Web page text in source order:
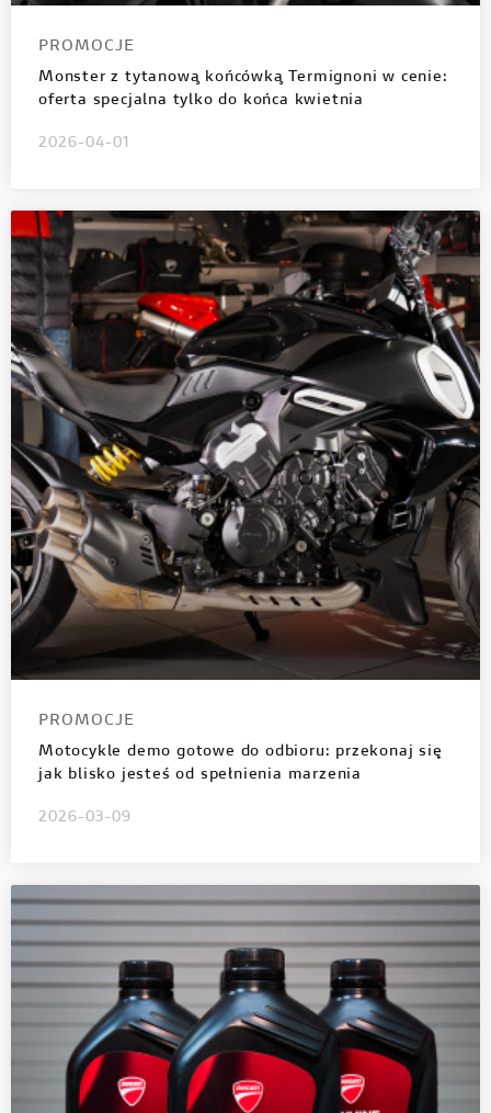
PROMOCJE
Monster z tytanową końcówką Termignoni w cenie:
oferta specjalna tylko do końca kwietnia
2026-04-01
PROMOCJE
Motocykle demo gotowe do odbioru: przekonaj się
jak blisko jesteś od spełnienia marzenia
2026-03-09